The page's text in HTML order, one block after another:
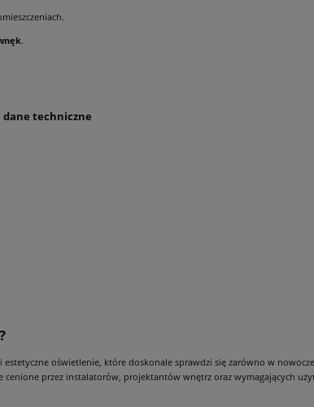
.
dane techniczne
estetyczne oświetlenie, które doskonale sprawdzi się zarówno w
przez instalatorów, projektantów wnętrz oraz wymagających